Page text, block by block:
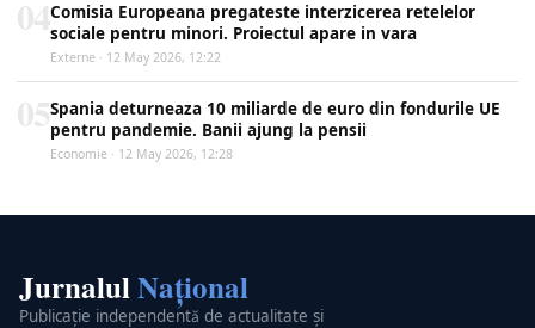
Comisia Europeana pregateste interzicerea retelelor
sociale pentru minori. Proiectul apare in vara
Externe · 12 May 2026, 12:22
Spania deturneaza 10 miliarde de euro din fondurile UE
pentru pandemie. Banii ajung la pensii
Economie · 12 May 2026, 12:28
JurnalulNațional
Publicație independentă de actualitate și